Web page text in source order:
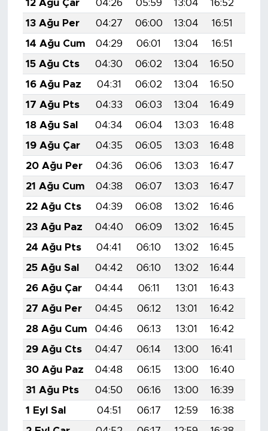
12 Ağu Çar
04:26 05:59 13:04 16:52
13 Ağu Per
04:27 06:00 13:04 16:51
14 Ağu Cum
04:29 06:01 13:04 16:51
15 Ağu Cts
04:30 06:02 13:04 16:50
16 Ağu Paz
04:31 06:02 13:04 16:50
17 Ağu Pts
04:33 06:03 13:04 16:49
18 Ağu Sal
04:34 06:04 13:03 16:48
19 Ağu Çar
04:35 06:05 13:03 16:48
20 Ağu Per
04:36 06:06 13:03 16:47
21 Ağu Cum
04:38 06:07 13:03 16:47
22 Ağu Cts
04:39 06:08 13:02 16:46
23 Ağu Paz
04:40 06:09 13:02 16:45
24 Ağu Pts
04:41 06:10 13:02 16:45
25 Ağu Sal
04:42 06:10 13:02 16:44
26 Ağu Çar
04:44 06:11 13:01 16:43
27 Ağu Per
04:45 06:12 13:01 16:42
28 Ağu Cum
04:46 06:13 13:01 16:42
29 Ağu Cts
04:47 06:14 13:00 16:41
30 Ağu Paz
04:48 06:15 13:00 16:40
31 Ağu Pts
04:50 06:16 13:00 16:39
1 Eyl Sal
04:51 06:17 12:59 16:38